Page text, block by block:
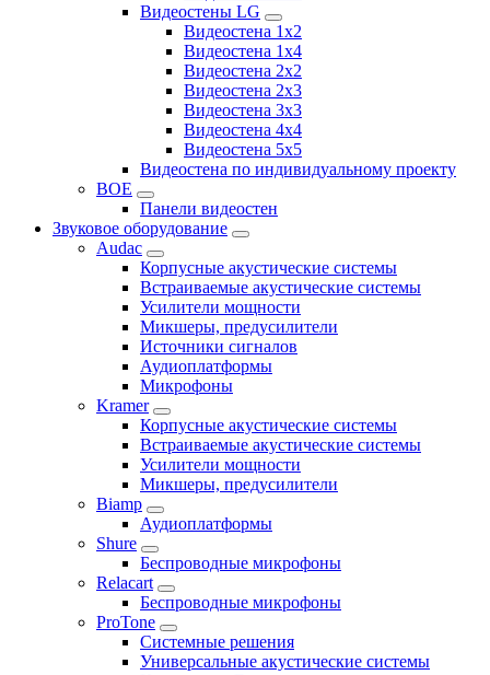
Видеостены LG
Видеостена 1x2
Видеостена 1x4
Видеостена 2x2
Видеостена 2x3
Видеостена 3x3
Видеостена 4x4
Видеостена 5x5
Видеостена по индивидуальному проекту
BOE
Панели видеостен
Звуковое оборудование
Audac
Корпусные акустические системы
Встраиваемые акустические системы
Усилители мощности
Микшеры, предусилители
Источники сигналов
Аудиоплатформы
Микрофоны
Kramer
Корпусные акустические системы
Встраиваемые акустические системы
Усилители мощности
Микшеры, предусилители
Biamp
Аудиоплатформы
Shure
Беспроводные микрофоны
Relacart
Беспроводные микрофоны
ProTone
Системные решения
Универсальные акустические системы